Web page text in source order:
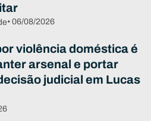
• 06/08/2026
violência doméstica é
arsenal e portar
judicial em Lucas